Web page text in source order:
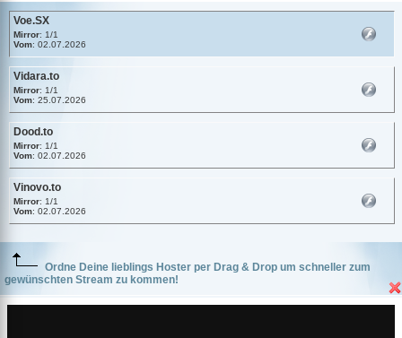
Voe.SX
Mirror: 1/1
Vom: 02.07.2026
Vidara.to
Mirror: 1/1
Vom: 25.07.2026
Dood.to
Mirror: 1/1
Vom: 02.07.2026
Vinovo.to
Mirror: 1/1
Vom: 02.07.2026
Ordne Deine lieblings Hoster per Drag & Drop um schneller zum
gewünschten Stream zu kommen!